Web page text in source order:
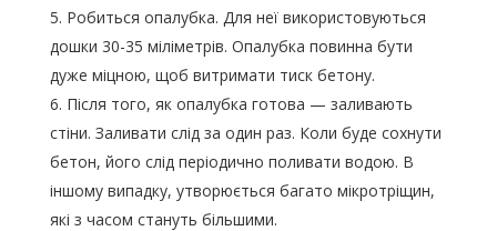
Робиться опалубка. Для неї використовуються
дошки 30-35 міліметрів. Опалубка повинна бути
дуже міцною, щоб витримати тиск бетону.
Після того, як опалубка готова — заливають
стіни. Заливати слід за один раз. Коли буде сохнути
бетон, його слід періодично поливати водою. В
іншому випадку, утворюється багато мікротріщин,
які з часом стануть більшими.